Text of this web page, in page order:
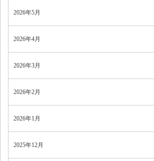
2026年5月
2026年4月
2026年3月
2026年2月
2026年1月
2025年12月